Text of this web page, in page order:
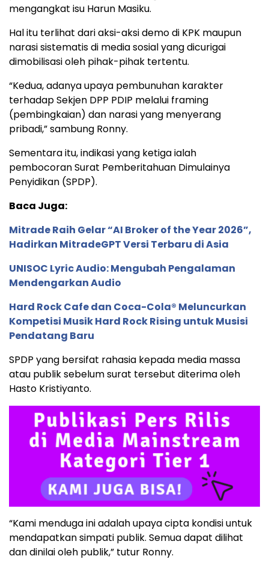
mengangkat isu Harun Masiku.
Hal itu terlihat dari aksi-aksi demo di KPK maupun
narasi sistematis di media sosial yang dicurigai
dimobilisasi oleh pihak-pihak tertentu.
“Kedua, adanya upaya pembunuhan karakter
terhadap Sekjen DPP PDIP melalui framing
(pembingkaian) dan narasi yang menyerang
pribadi,” sambung Ronny.
Sementara itu, indikasi yang ketiga ialah
pembocoran Surat Pemberitahuan Dimulainya
Penyidikan (SPDP).
Baca Juga:
Mitrade Raih Gelar “AI Broker of the Year 2026”,
Hadirkan MitradeGPT Versi Terbaru di Asia
UNISOC Lyric Audio: Mengubah Pengalaman
Mendengarkan Audio
Hard Rock Cafe dan Coca-Cola® Meluncurkan
Kompetisi Musik Hard Rock Rising untuk Musisi
Pendatang Baru
SPDP yang bersifat rahasia kepada media massa
atau publik sebelum surat tersebut diterima oleh
Hasto Kristiyanto.
“Kami menduga ini adalah upaya cipta kondisi untuk
mendapatkan simpati publik. Semua dapat dilihat
dan dinilai oleh publik,” tutur Ronny.